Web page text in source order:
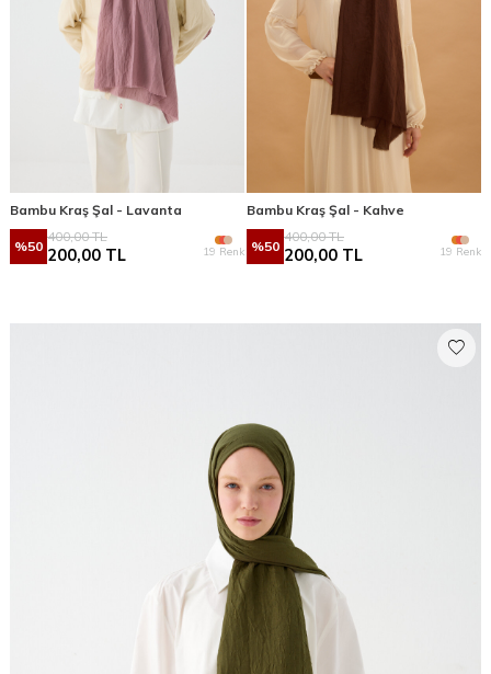
Bambu Kraş Şal - Lavanta
%50
400,00TL
200,00 TL 19 Renk
Bambu Kraş Şal - Kahve
%50
400,00TL
200,00 TL 19 Renk